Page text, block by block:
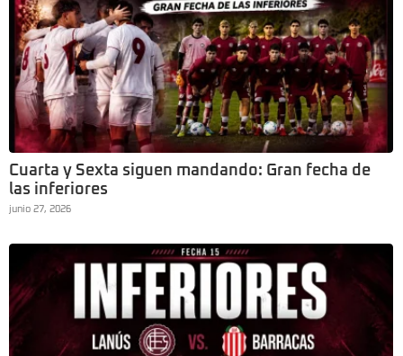
Cuarta y Sexta siguen mandando: Gran fecha de
las inferiores
junio 27, 2026